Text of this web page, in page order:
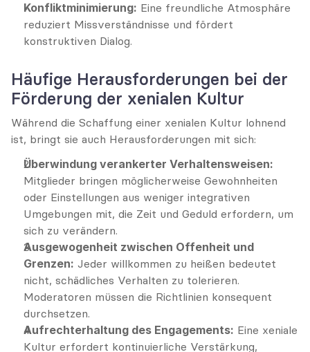
Konfliktminimierung: Eine freundliche Atmosphäre
reduziert Missverständnisse und fördert
konstruktiven Dialog.
Häufige Herausforderungen bei der
Förderung der xenialen Kultur
Während die Schaffung einer xenialen Kultur lohnend
ist, bringt sie auch Herausforderungen mit sich:
Überwindung verankerter Verhaltensweisen:
Mitglieder bringen möglicherweise Gewohnheiten
oder Einstellungen aus weniger integrativen
Umgebungen mit, die Zeit und Geduld erfordern, um
sich zu verändern.
Ausgewogenheit zwischen Offenheit und
Grenzen: Jeder willkommen zu heißen bedeutet
nicht, schädliches Verhalten zu tolerieren.
Moderatoren müssen die Richtlinien konsequent
durchsetzen.
Aufrechterhaltung des Engagements: Eine xeniale
Kultur erfordert kontinuierliche Verstärkung,